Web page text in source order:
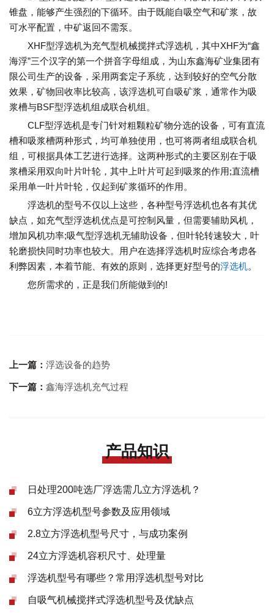
锥盘，能够产生强烈的下循环。由于既能自吸空气和矿浆，故
可水平配置，中矿返回不需泵。
XHF型浮选机为充气型机械搅拌式浮选机，其中XHF为“鑫
海浮”三个汉字的第一个拼音字母组成，为山东鑫海矿业集团有
限公司生产的设备，采用两套定子系统，达到较好的空气分散
效果，矿物回收率比较高，该浮选机可自吸矿浆，通常作为吸
浆槽与BSF型浮选机组成联合机组。
CLF型浮选机是专门针对粗颗粒矿物分选的设备，可有直流
槽和吸浆槽两种形式，均可单独使用，也可将两者组成联合机
组，可根据具体工艺进行选择。这两种形式的主要区别在于吸
浆槽采用双向叶片叶轮，其中上叶片可起到吸浆的作用;直流槽
采用单一叶片叶轮，仅起到矿浆循环的作用。
浮选机的型号不仅以上这些，各种型号浮选机也各有其优
缺点，如充气型浮选机优点是可控制风量，但需要辅助风机，
增加风机功率;吸气型浮选机无辅助设备，但叶轮转速较大，叶
轮磨损快同时功率也较大。用户在选择浮选机时应综合考虑各
利弊因素，本着节能、有效的原则，选择更好型号的浮选机。
您所需求的，正是我们所能做到的!
上一篇： 浮选设备的趋势
下一篇： 鑫海浮选机充气过程
产品知识
日处理200吨选厂浮选需几立方浮选机？
6立方浮选机型号参数及应用领域
2.8立方浮选机型号尺寸，与成功案例
24立方浮选机容积尺寸、处理量
浮选机型号有哪些？常用浮选机型号对比
自吸气机械搅拌式浮选机型号及优缺点